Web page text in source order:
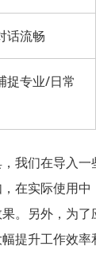
话流畅
捉专业/日常
我们在导入
在实际使用
。另外，为
提升工作效率